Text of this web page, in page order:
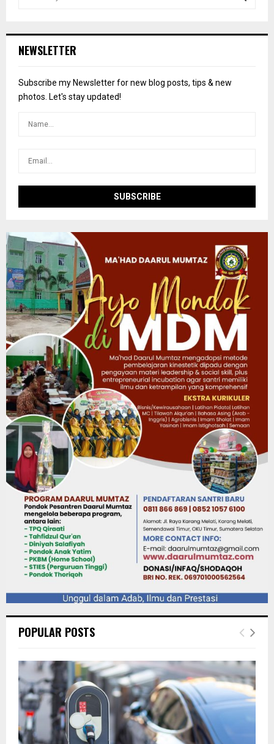
h
o
r
NEWSLETTER
Subscribe my Newsletter for new blog posts, tips & new
photos. Let's stay updated!
POPULAR POSTS